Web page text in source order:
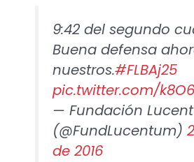
9:42 del segundo
Buena defensa
nuestros.#FLBAj25
pic.twitter.com/
— Fundación
(@FundLucentum)
de 2016